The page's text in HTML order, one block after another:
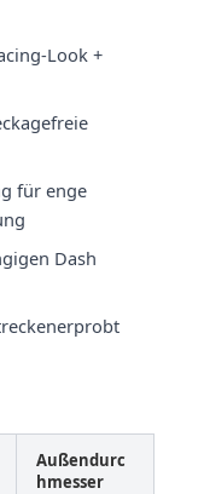
Look +
für enge
Dash
Außendurc
hmesser